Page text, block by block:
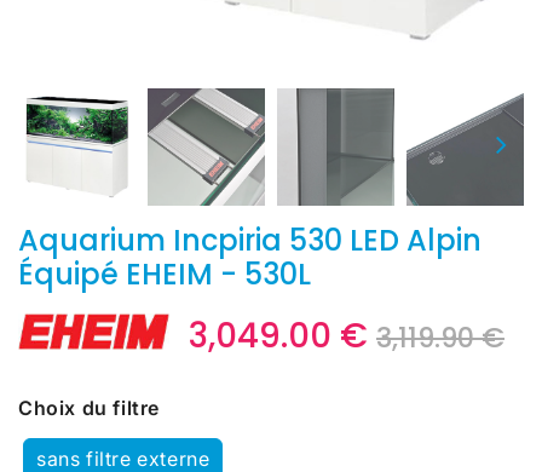
Aquarium Incpiria 530 LED Alpin
Équipé EHEIM - 530L
3,049.00 € 3,119.90 €
Choix du filtre
sans filtre externe